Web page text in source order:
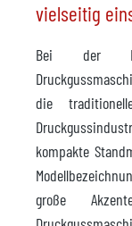
vielseitig
Bei der
die
kompakte
große